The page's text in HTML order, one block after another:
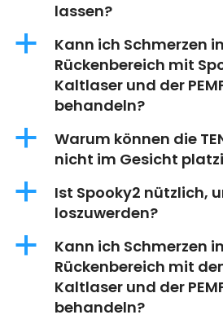
lassen?
a
Kann ich Schmerzen
Rückenbereich mit
Kaltlaser und der
behandeln?
a
Warum können die
nicht im Gesicht
a
Ist Spooky2 nützlich,
loszuwerden?
a
Kann ich Schmerzen
Rückenbereich mit
Kaltlaser und der
behandeln?